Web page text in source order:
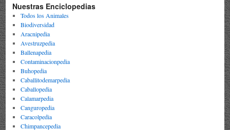
Nuestras Enciclopedias
Todos los Animales
Biodiversidad
Aracnipedia
Avestruzpedia
Ballenapedia
Contaminacionpedia
Buhopedia
Caballitodemarpedia
Caballopedia
Calamarpedia
Canguropedia
Caracolpedia
Chimpancepedia